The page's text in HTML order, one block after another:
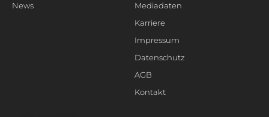
News
Mediadaten
Karriere
Impressum
Datenschutz
AGB
Kontakt